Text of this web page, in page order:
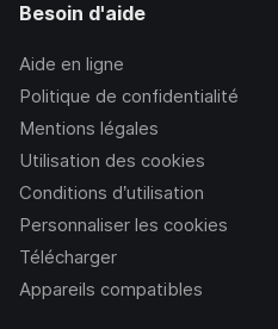
Besoin d'aide
Aide en ligne
Politique de confidentialité
Mentions légales
Utilisation des cookies
Conditions d’utilisation
Personnaliser les cookies
Télécharger
Appareils compatibles